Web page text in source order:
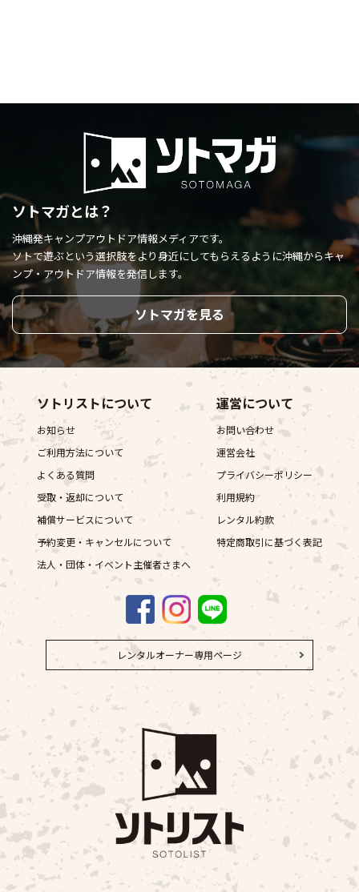
ソトマガとは？
沖縄発キャンプアウトドア情報メディアです。
ソトで遊ぶという選択肢をより身近にしてもらえるように沖縄からキャ
ンプ・アウトドア情報を発信します。
ソトマガを見る
ソトリストについて
お知らせ
ご利用方法について
よくある質問
受取・返却について
補償サービスについて
予約変更・キャンセルについて
法人・団体・イベント主催者さまへ
運営について
お問い合わせ
運営会社
プライバシーポリシー
利用規約
レンタル約款
特定商取引に基づく表記
レンタルオーナー専用ページ